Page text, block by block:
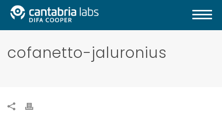
cofanetto-jaluronius